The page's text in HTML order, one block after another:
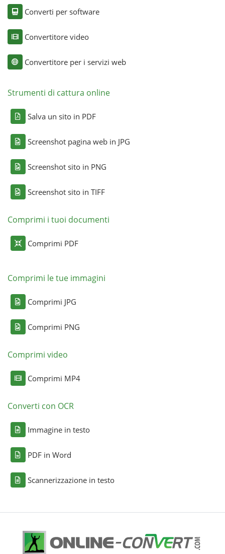
Converti per software
Convertitore video
Convertitore per i servizi web
Strumenti di cattura online
Salva un sito in PDF
Screenshot pagina web in JPG
Screenshot sito in PNG
Screenshot sito in TIFF
Comprimi i tuoi documenti
Comprimi PDF
Comprimi le tue immagini
Comprimi JPG
Comprimi PNG
Comprimi video
Comprimi MP4
Converti con OCR
Immagine in testo
PDF in Word
Scannerizzazione in testo